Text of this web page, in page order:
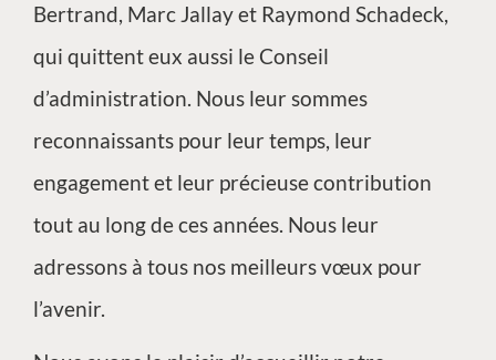
Bertrand, Marc Jallay et Raymond Schadeck,
qui quittent eux aussi le Conseil
d’administration. Nous leur sommes
reconnaissants pour leur temps, leur
engagement et leur précieuse contribution
tout au long de ces années. Nous leur
adressons à tous nos meilleurs vœux pour
l’avenir.